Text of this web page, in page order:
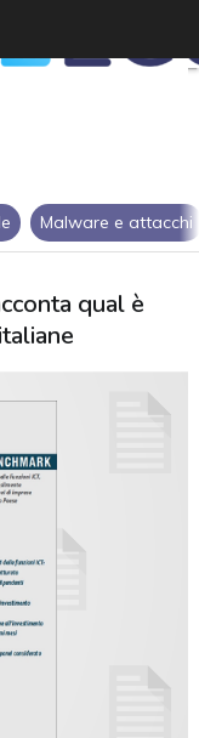
Malware e attacchi
qual è